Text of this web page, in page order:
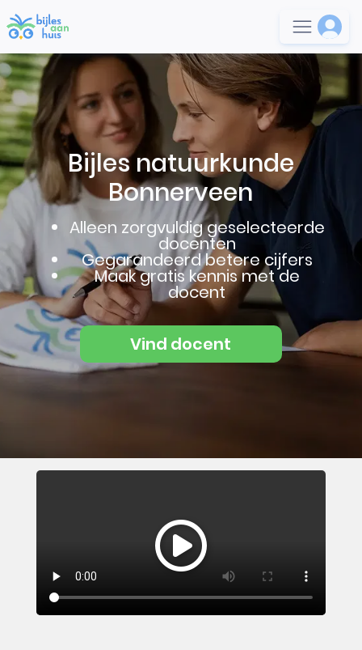
Bijles natuurkunde
Bonnerveen
Alleen zorgvuldig geselecteerde
docenten
Gegarandeerd betere cijfers
Maak gratis kennis met de
docent
Vind docent